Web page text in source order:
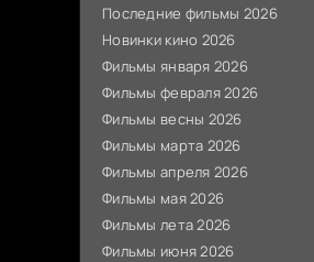
Последние фильмы 2026
Новинки кино 2026
Фильмы января 2026
Фильмы февраля 2026
Фильмы весны 2026
Фильмы марта 2026
Фильмы апреля 2026
Фильмы мая 2026
Фильмы лета 2026
Фильмы июня 2026